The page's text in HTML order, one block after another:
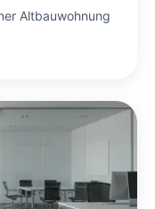
Altbauwohnung